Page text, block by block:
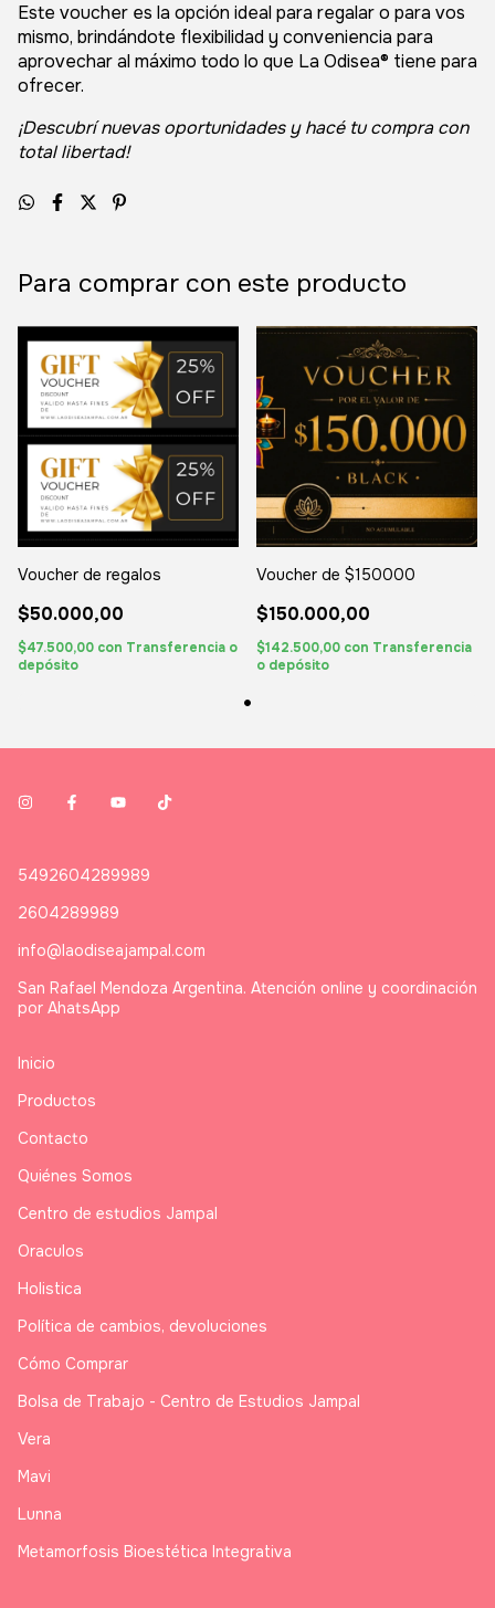
Este voucher es la opción ideal para regalar o para vos
mismo, brindándote flexibilidad y conveniencia para
aprovechar al máximo todo lo que La Odisea® tiene para
ofrecer.
¡Descubrí nuevas oportunidades y hacé tu compra con
total libertad!
Para comprar con este producto
Voucher de regalos
$50.000,00
$47.500,00 con Transferencia o
depósito
Voucher de $150000
$150.000,00
$142.500,00 con Transferencia
o depósito
5492604289989
2604289989
info@laodiseajampal.com
San Rafael Mendoza Argentina. Atención online y coordinación
por AhatsApp
Inicio
Productos
Contacto
Quiénes Somos
Centro de estudios Jampal
Oraculos
Holistica
Política de cambios, devoluciones
Cómo Comprar
Bolsa de Trabajo - Centro de Estudios Jampal
Vera
Mavi
Lunna
Metamorfosis Bioestética Integrativa